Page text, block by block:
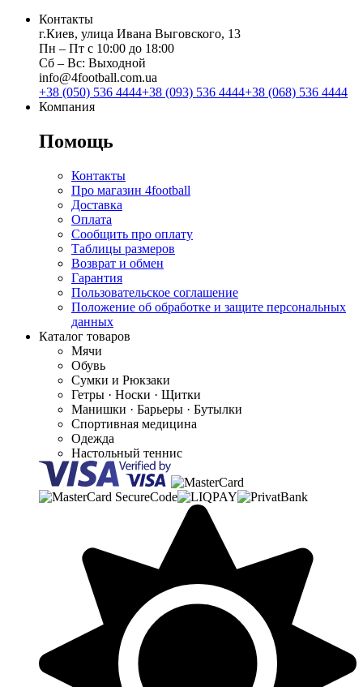
Контакты
г.Киев, улица Ивана Выговского, 13
Пн ‒ Пт с 10:00 до 18:00
Сб ‒ Вс: Выходной
info@4football.com.ua
+38 (050) 536 4444+38 (093) 536 4444+38 (068) 536 4444
Компания
Помощь
Контакты
Про магазин 4football
Доставка
Оплата
Сообщить про оплату
Таблицы размеров
Возврат и обмен
Гарантия
Пользовательское соглашение
Положение об обработке и защите персональных
данных
Каталог товаров
Мячи
Обувь
Сумки и Рюкзаки
Гетры · Носки · Щитки
Манишки · Барьеры · Бутылки
Спортивная медицина
Одежда
Настольный теннис